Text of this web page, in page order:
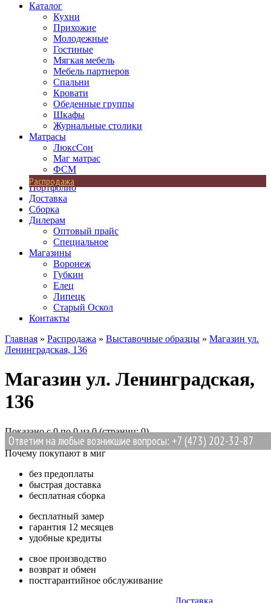
Каталог
Кухни
Прихожие
Молодежные
Гостиные
Мягкая мебель
Мебель партнеров
Спальни
Кровати
Обеденные группы
Шкафы
Журнальные столики
Матрасы
ЛюксСон
Маг матрас
ФСМ
Распродажа
Портфолио
Доставка
Сборка
Дилерам
Оптовый прайс
Специальное
Магазины
Воронеж
Губкин
Елец
Липецк
Старый Оскол
Контакты
Ответим на любые возникшие вопросы: +7 (473) 202-32-87
Главная » Распродажа » Выставочные образцы » Магазин ул.
Ленинградская, 136
Магазин ул. Ленинградская,
136
Показано с 0 по 0 из 0 (страниц: 0)
Продолжить
Почему покупают в миг
без предоплаты
быстрая доставка
бесплатная сборка
бесплатный замер
гарантия 12 месяцев
удобные кредиты
свое производство
возврат и обмен
постгарантийное обслуживание
Доставка